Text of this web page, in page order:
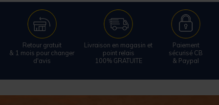
Retour gratuit
& 1 mois pour changer
d'avis
Livraison en magasin et
point relais
100% GRATUITE
Paiement
sécurisé CB
& Paypal